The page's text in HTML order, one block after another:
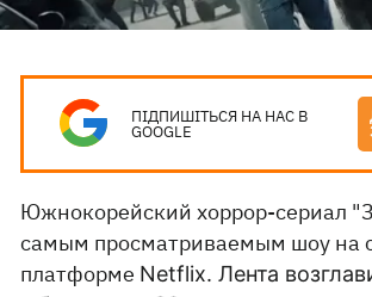
ПІДПИШІТЬСЯ НА НАС В
GOOGLE
Южнокорейский хоррор-сериал
самым просматриваемым шоу на
платформе Netflix. Лента